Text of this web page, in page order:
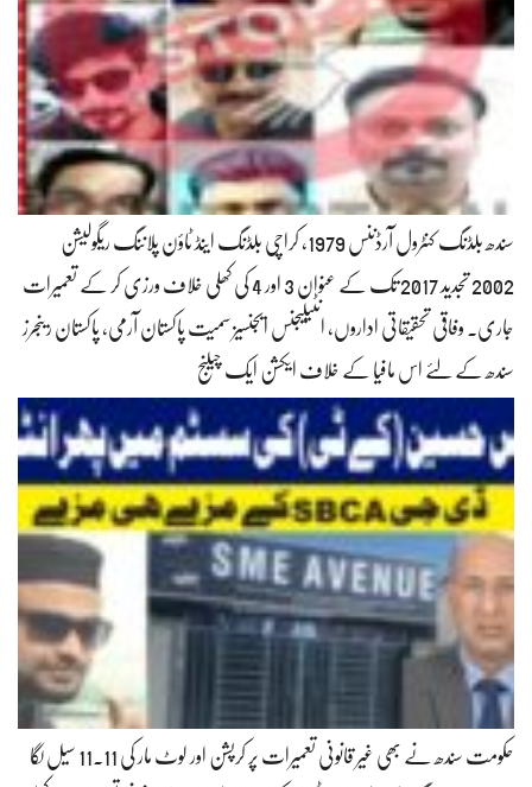
سندھ بلڈنگ کنٹرول آرڈننس 1979، کراچی بلڈنگ اینڈ ٹاؤن پلاننگ ریگولیشن
2002 تجدید 2017 تک کے عنوان 3 اور 4 کی کھلی خلاف ورزی کر کے تعمیرات
جاری۔ وفاقی تحقیقاتی اداروں، انٹیلیجنس ایجنسیز سمیت پاکستان آرمی، پاکستان رینجرز
سندھ کے لئے اس مافیا کے خلاف ایکشن ایک چیلنج
حکومت سندھ نے بھی غیر قانونی تعمیرات پر کرپشن اور لوٹ مار کی 11.11 سیل لگا